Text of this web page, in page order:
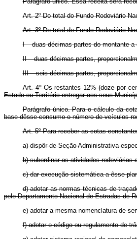
Art.2º Do total do Fundo Rodoviário
Art.3º Do total do Fundo Rodoviário
I – duas décimas partes do montante
II – duas décimas partes,
III – seis décimas partes,
Art.4º Os restantes 12% (doze por
Estado ou Território entregar aos seus
Parágrafo único. Para o cálculo da
base dêsse consumo o número de veículos
Art.5º Para receber as cotas
a) dispôr de Seção Administrativa
b) subordinar as atividades rodoviárias
c) dar execução sistemática a êsse
d) adotar as normas técnicas de
pelo Departamento Nacional de Estradas de
e) adotar a mesma nomenclatura de
f) adotar o código ou regulamento de